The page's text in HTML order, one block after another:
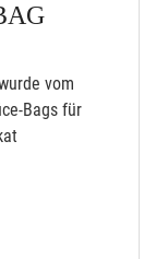
vom
Bags für